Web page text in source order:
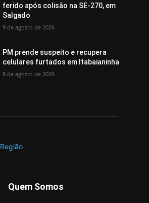
ferido após colisão na SE-270, em
Salgado
9 de agosto de 2026
PM prende suspeito e recupera
celulares furtados em Itabaianinha
8 de agosto de 2026
Quem Somos